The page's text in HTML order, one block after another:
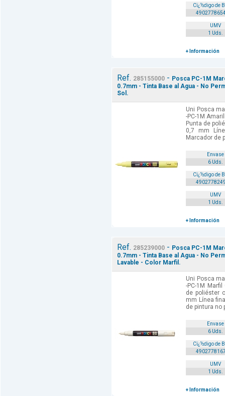
Cï¿½digo de
UMV
1 Uds.
+ Información
Ref. 285155000 - Posca PC-1M
0.7mm - Tinta Base al Agua - No
Sol.
Uni Posca
-PC-1M
Punta de
0,7 mm
Marcador de
Envase
6 Uds.
Cï¿½digo de
UMV
1 Uds.
+ Información
Ref. 285239000 - Posca PC-1M
0.7mm - Tinta Base al Agua - No
Lavable - Color Marfil.
Uni Posca
-PC-1M
de poliéster
mm Línea
de pintura no
Envase
6 Uds.
Cï¿½digo de
UMV
1 Uds.
+ Información